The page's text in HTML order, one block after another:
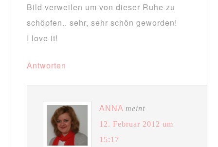
Bild verweilen um von dieser Ruhe zu
schöpfen.. sehr, sehr schön geworden!
I love it!
Antworten
ANNA meint
12. Februar 2012 um
15:17